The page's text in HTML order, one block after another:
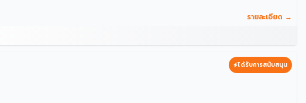
รายละเอียด →
ได้รับการสนับสนุน